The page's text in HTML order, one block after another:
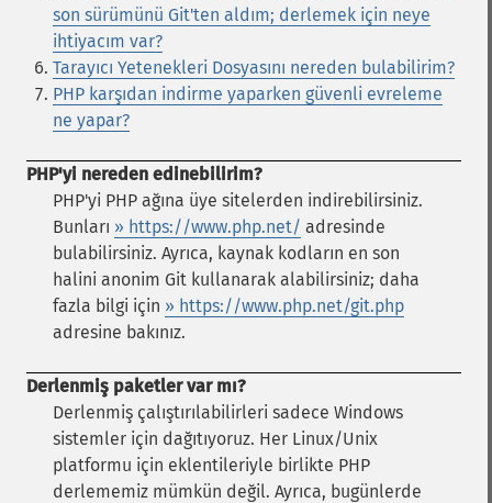
son sürümünü Git'ten aldım; derlemek için neye
ihtiyacım var?
Tarayıcı Yetenekleri Dosyasını nereden bulabilirim?
PHP karşıdan indirme yaparken güvenli evreleme
ne yapar?
PHP'yi nereden edinebilirim?
PHP'yi PHP ağına üye sitelerden indirebilirsiniz.
Bunları » https://www.php.net/ adresinde
bulabilirsiniz. Ayrıca, kaynak kodların en son
halini anonim Git kullanarak alabilirsiniz; daha
fazla bilgi için » https://www.php.net/git.php
adresine bakınız.
Derlenmiş paketler var mı?
Derlenmiş çalıştırılabilirleri sadece Windows
sistemler için dağıtıyoruz. Her Linux/Unix
platformu için eklentileriyle birlikte PHP
derlememiz mümkün değil. Ayrıca, bugünlerde